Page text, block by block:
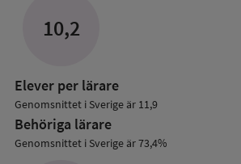
10,2
Elever per lärare
Genomsnittet i Sverige är 11,9
Behöriga lärare
Genomsnittet i Sverige är 73,4%